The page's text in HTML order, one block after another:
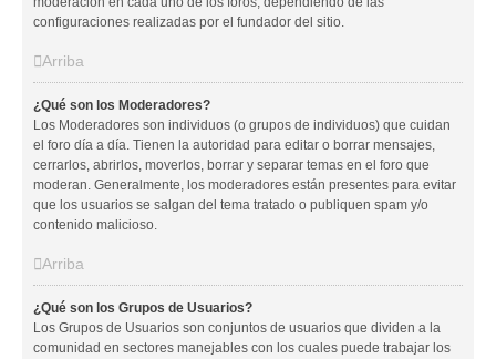
configuraciones realizadas por el fundador del sitio.
Arriba
¿Qué son los Moderadores?
Los Moderadores son individuos (o grupos de individuos) que cuidan
el foro día a día. Tienen la autoridad para editar o borrar mensajes,
cerrarlos, abrirlos, moverlos, borrar y separar temas en el foro que
moderan. Generalmente, los moderadores están presentes para evitar
que los usuarios se salgan del tema tratado o publiquen spam y/o
contenido malicioso.
Arriba
¿Qué son los Grupos de Usuarios?
Los Grupos de Usuarios son conjuntos de usuarios que dividen a la
comunidad en sectores manejables con los cuales puede trabajar los